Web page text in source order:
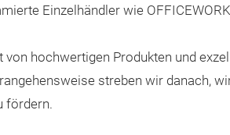
Einzelhändler wie
hochwertigen Produkten und
streben wir danach,
fördern.